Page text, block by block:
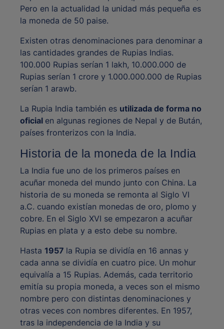
Pero en la actualidad la unidad más pequeña es
la moneda de 50 paise.
Existen otras denominaciones para denominar a
las cantidades grandes de Rupias Indias.
100.000 Rupias serían 1 lakh, 10.000.000 de
Rupias serían 1 crore y 1.000.000.000 de Rupias
serían 1 arawb.
La Rupia India también es utilizada de forma no
oficial en algunas regiones de Nepal y de Bután,
países fronterizos con la India.
Historia de la moneda de la India
La India fue uno de los primeros países en
acuñar moneda del mundo junto con China. La
historia de su moneda se remonta al Siglo VI
a.C. cuando existían monedas de oro, plomo y
cobre. En el Siglo XVI se empezaron a acuñar
Rupias en plata y a esto debe su nombre.
Hasta 1957 la Rupia se dividía en 16 annas y
cada anna se dividía en cuatro pice. Un mohur
equivalía a 15 Rupias. Además, cada territorio
emitía su propia moneda, a veces son el mismo
nombre pero con distintas denominaciones y
otras veces con nombres diferentes. En 1957,
tras la independencia de la India y su